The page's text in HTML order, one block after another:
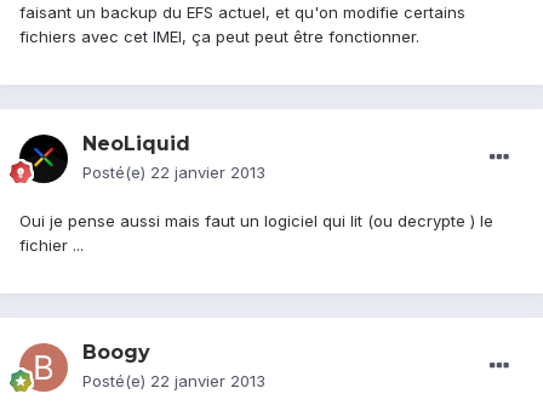
faisant un backup du EFS actuel, et qu'on modifie certains
fichiers avec cet IMEI, ça peut peut être fonctionner.
NeoLiquid
Posté(e) 22 janvier 2013
Oui je pense aussi mais faut un logiciel qui lit (ou decrypte ) le
fichier ...
Boogy
Posté(e) 22 janvier 2013